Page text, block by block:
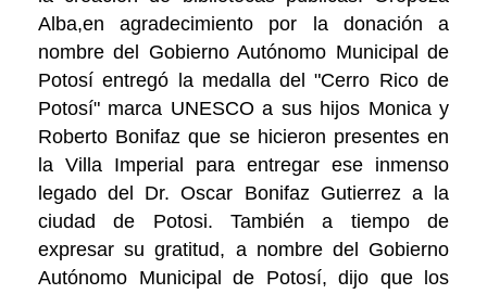
Alba,en agradecimiento por la donación a
nombre del Gobierno Autónomo Municipal de
Potosí entregó la medalla del "Cerro Rico de
Potosí" marca UNESCO a sus hijos Monica y
Roberto Bonifaz que se hicieron presentes en
la Villa Imperial para entregar ese inmenso
legado del Dr. Oscar Bonifaz Gutierrez a la
ciudad de Potosi. También a tiempo de
expresar su gratitud, a nombre del Gobierno
Autónomo Municipal de Potosí, dijo que los